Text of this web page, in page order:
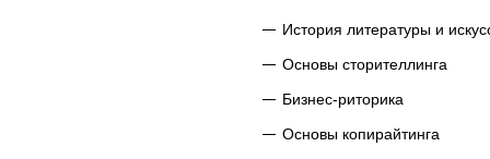
История литературы и
Основы сторителлинга
Бизнес-риторика
Основы копирайтинга